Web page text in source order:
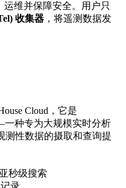
运维并保障安全。用户只
收集器 ，将遥测数据发
Cloud，它是
种专为大规模实时分析
测性数据的摄取和查询提
秒级搜索